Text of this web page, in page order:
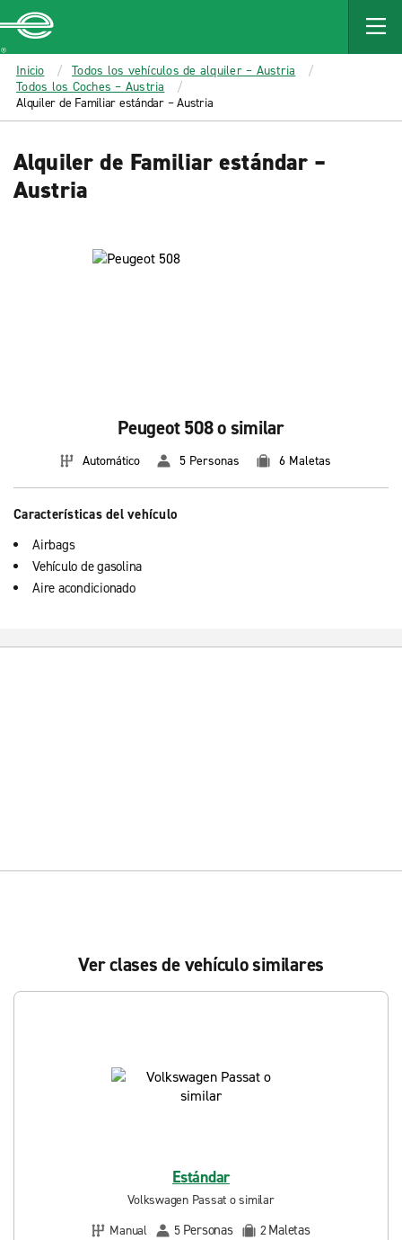
MAIN
CONTENT
Enterprise
Inicio
Todos los vehículos de alquiler – Austria
Todos los Coches – Austria
Alquiler de Familiar estándar – Austria
Alquiler de Familiar estándar –
Austria
Peugeot 508 o similar
Automático 5 Personas 6 Maletas
Características del vehículo
Airbags
Vehículo de gasolina
Aire acondicionado
Ver clases de vehículo similares
Estándar
Volkswagen Passat o similar
Manual
5 Personas 2Maletas